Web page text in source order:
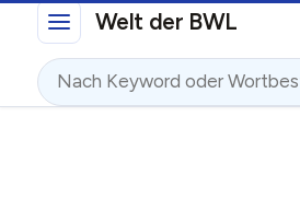
Direkt zum InhaltWelt der BWL
Suche